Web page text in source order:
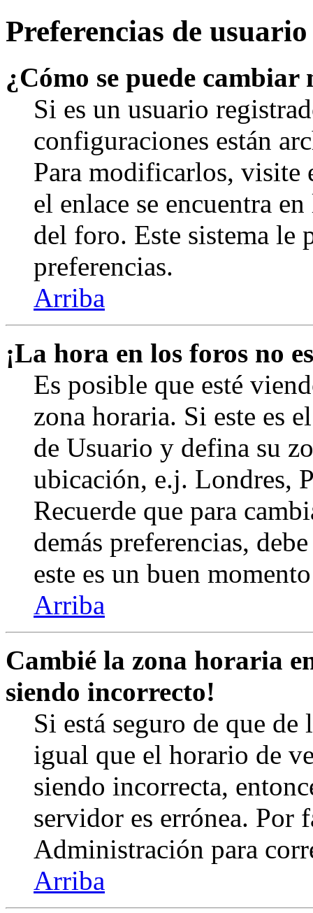
Preferencias de
¿Cómo se puede
Si es un usuario
configuraciones están
Para modificarlos, visite
el enlace se encuentra
del foro. Este sistema le
preferencias.
Arriba
¡La hora en los foros no
Es posible que esté
zona horaria. Si este es
de Usuario y defina su
ubicación, e.j. Londres,
Recuerde que para
demás preferencias,
este es un buen
Arriba
Cambié la zona horaria
siendo incorrecto!
Si está seguro de que
igual que el horario de
siendo incorrecta,
servidor es errónea. Por
Administración para
Arriba